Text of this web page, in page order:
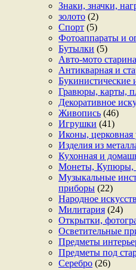
Знаки, значки,
золото (2)
Спорт (5)
Фотоаппараты и
Бутылки (5)
Авто-мото старина
Антикварная и
Букинистические
Гравюры, карты,
Декоративное
Живопись (46)
Игрушки (41)
Иконы, церковная
Изделия из
Кухонная и
Монеты, Купюры,
Музыкальные
приборы (22)
Народное
Милитария (24)
Открытки,
Осветительные
Предметы
Предметы под
Серебро (26)